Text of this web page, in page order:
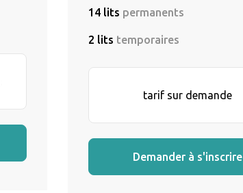
14 lits permanents
2 lits temporaires
tarif sur demande
Demander à s'inscrire